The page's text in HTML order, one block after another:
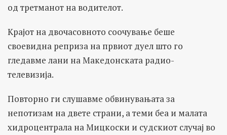
од третманот на водителот.
Крајот на двочасовното соочување беше
своевидна реприза на првиот дуел што го
гледавме лани на Македонската радио-
телевизија.
Повторно ги слушавме обвинувањата за
непотизам на двете страни, а теми беа и малата
хидроцентрала на Мицкоски и судскиот случај во